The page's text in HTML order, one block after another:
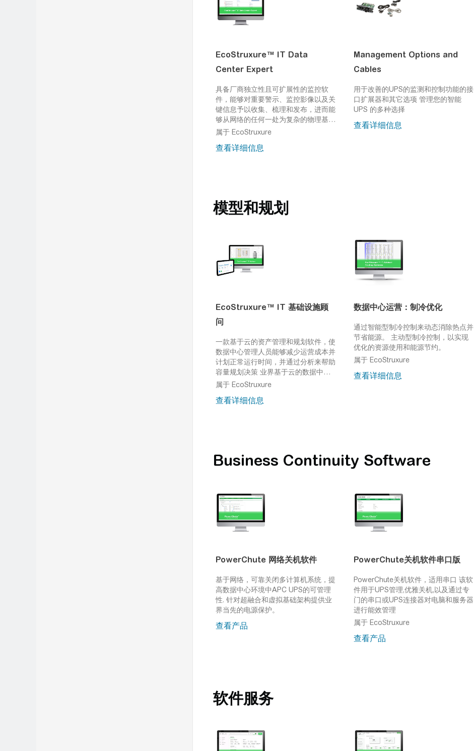
EcoStruxure™ IT Data
Center Expert
具备厂商独立性且可扩展性的监控软
件，能够对重要警示、监控影像以及关
键信息予以收集、梳理和发布，进而能
够从网络的任何一处为复杂的物理基础
设施环境提供统一化的认知与了解
属于 EcoStruxure
查看详细信息
Management Options and
Cables
用于改善的UPS的监测和控制功能的接
口扩展器和其它选项 管理您的智能
UPS 的多种选择
查看详细信息
模型和规划
EcoStruxure™ IT 基础设施顾
问
一款基于云的资产管理和规划软件，使
数据中心管理人员能够减少运营成本并
计划正常运行时间，并通过分析来帮助
容量规划决策 业界基于云的数据中心
基础设施管理(DCIM)解决方案
属于 EcoStruxure
查看详细信息
数据中心运营：制冷优化
通过智能型制冷控制来动态消除热点并
节省能源。
主动型制冷控制，以实现
优化的资源使用和能源节约。
属于 EcoStruxure
查看详细信息
Business Continuity Software
PowerChute 网络关机软件
基于网络，可靠关闭多计算机系统，提
高数据中心环境中APC UPS的可管理
性. 针对超融合和虚拟基础架构提供业
界当先的电源保护。
查看产品
PowerChute关机软件串口版
PowerChute关机软件，适用串口 该软
件用于UPS管理,优雅关机,以及通过专
门的串口或UPS连接器对电脑和服务器
进行能效管理
属于 EcoStruxure
查看产品
软件服务